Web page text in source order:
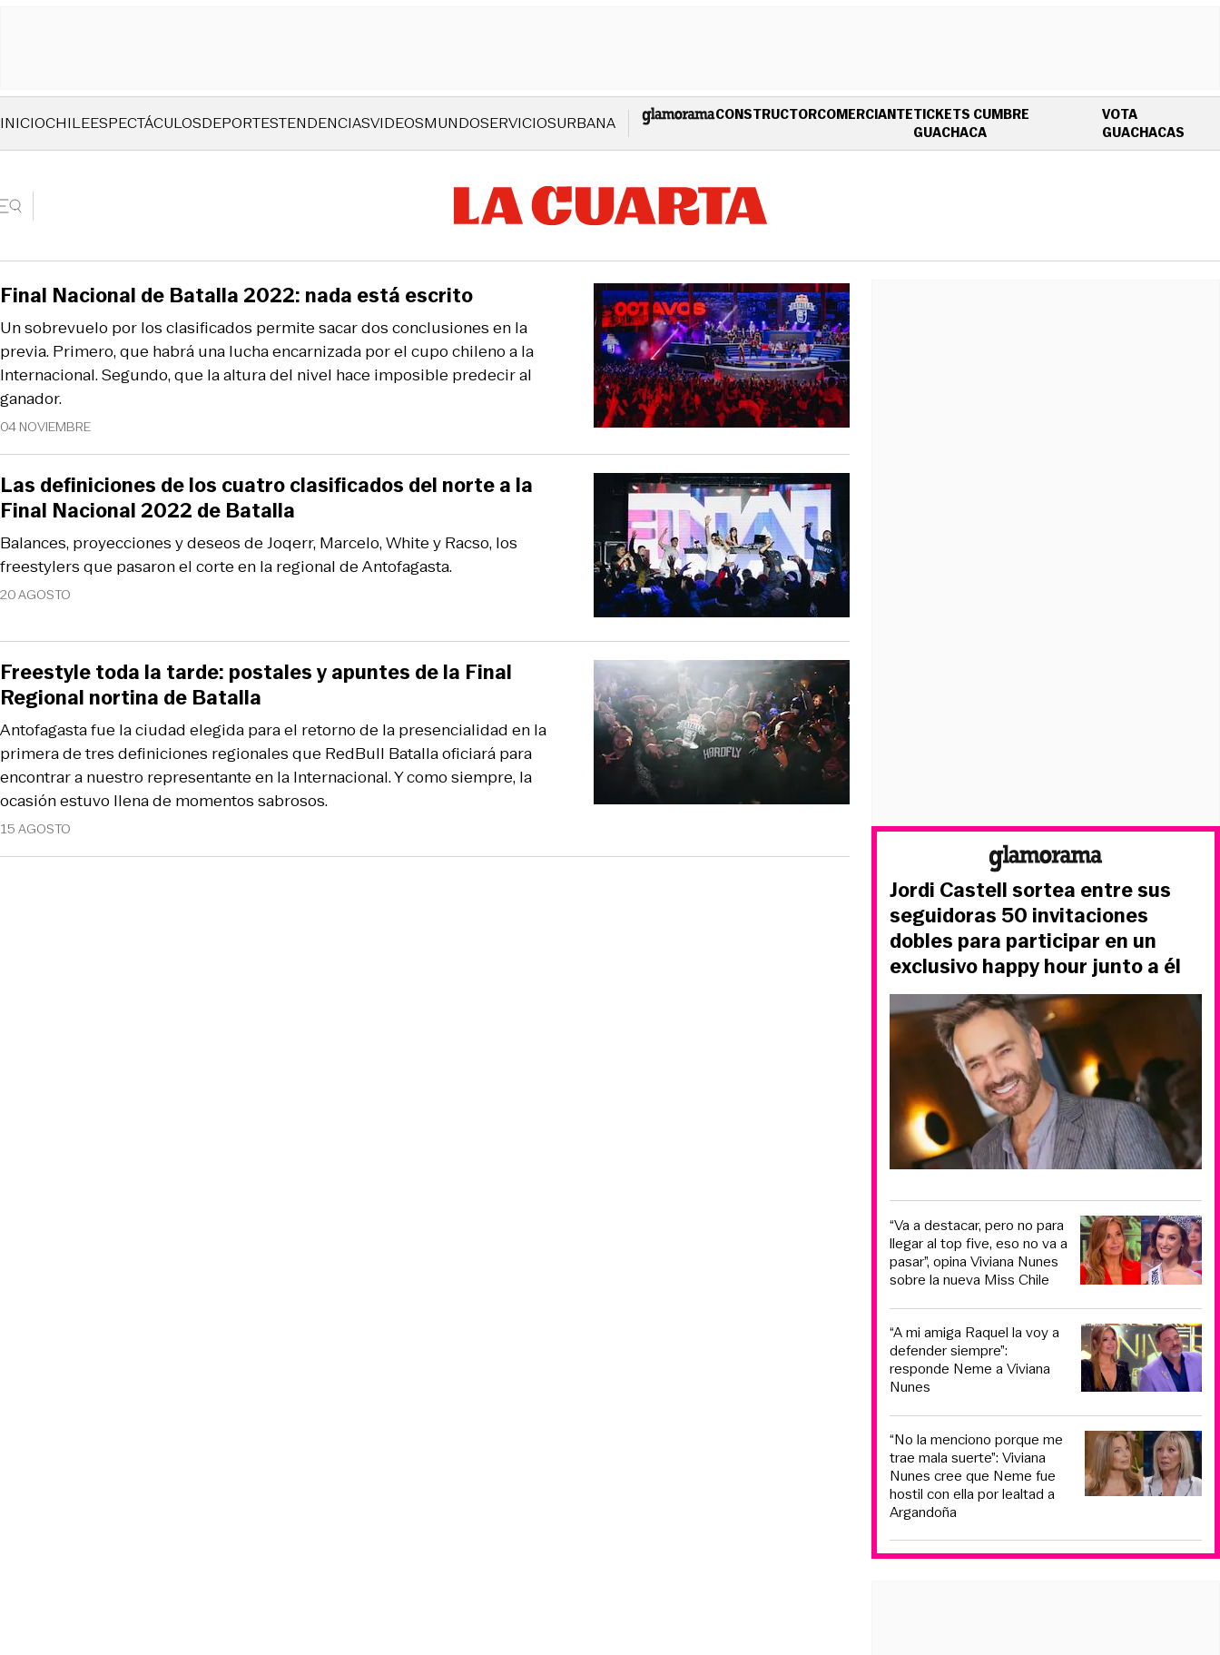
INICIOCHILEESPECTÁCULOSDEPORTESTENDENCIASVIDEOSMUNDOSERVICIOSURBANA CONSTRUCTORCOMERCIANTETICKETS CUMBRE
GUACHACAOPENS IN NEW WINDOW
VOTA
GUACHACAS
04 NOVIEMBRE
Un sobrevuelo por los clasificados permite sacar dos conclusiones en la
previa. Primero, que habrá una lucha encarnizada por el cupo chileno a la
Internacional. Segundo, que la altura del nivel hace imposible predecir al
ganador.
Final Nacional de Batalla 2022: nada está escrito
20 AGOSTO
Balances, proyecciones y deseos de Joqerr, Marcelo, White y Racso, los
freestylers que pasaron el corte en la regional de Antofagasta.
Las definiciones de los cuatro clasificados del norte a la
Final Nacional 2022 de Batalla
15 AGOSTO
Antofagasta fue la ciudad elegida para el retorno de la presencialidad en la
primera de tres definiciones regionales que RedBull Batalla oficiará para
encontrar a nuestro representante en la Internacional. Y como siempre, la
ocasión estuvo llena de momentos sabrosos.
Freestyle toda la tarde: postales y apuntes de la Final
Regional nortina de Batalla
Jordi Castell sortea entre sus
seguidoras 50 invitaciones
dobles para participar en un
exclusivo happy hour junto a él
“Va a destacar, pero no para
llegar al top five, eso no va a
pasar”, opina Viviana Nunes
sobre la nueva Miss Chile
“A mi amiga Raquel la voy a
defender siempre”:
responde Neme a Viviana
Nunes
“No la menciono porque me
trae mala suerte”: Viviana
Nunes cree que Neme fue
hostil con ella por lealtad a
Argandoña